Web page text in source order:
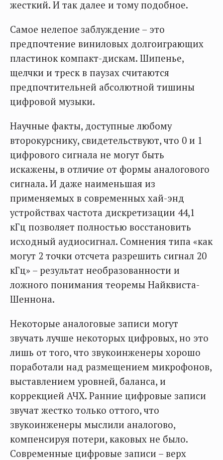
жесткий. И так далее и тому подобное.
Самое нелепое заблуждение – это
предпочтение виниловых долгоиграющих
пластинок компакт-дискам. Шипенье,
щелчки и треск в паузах считаются
предпочтительней абсолютной тишины
цифровой музыки.
Научные факты, доступные любому
второкурснику, свидетельствуют, что 0 и 1
цифрового сигнала не могут быть
искажены, в отличие от формы аналогового
сигнала. И даже наименьшая из
применяемых в современных хай-энд
устройствах частота дискретизации 44,1
кГц позволяет полностью восстановить
исходный аудиосигнал. Сомнения типа «как
могут 2 точки отсчета разрешить сигнал 20
кГц» – результат необразованности и
ложного понимания теоремы Найквиста-
Шеннона.
Некоторые аналоговые записи могут
звучать лучше некоторых цифровых, но это
лишь от того, что звукоинженеры хорошо
поработали над размещением микрофонов,
выставлением уровней, баланса, и
коррекцией АЧХ. Ранние цифровые записи
звучат жестко только оттого, что
звукоинженеры мыслили аналогово,
компенсируя потери, каковых не было.
Современные цифровые записи – верх